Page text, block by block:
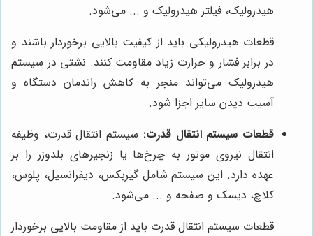
هیدرولیک، فیلتر هیدرولیک و ... می‌شود.
قطعات هیدرولیکی باید از کیفیت بالایی برخوردار باشند و
در برابر فشار و حرارت زیاد مقاومت کنند. نشتی در سیستم
هیدرولیک می‌تواند منجر به کاهش راندمان دستگاه و
آسیب دیدن سایر اجزا شود.
قطعات سیستم انتقال قدرت: سیستم انتقال قدرت، وظیفه
انتقال نیروی موتور به چرخ‌ها یا زنجیرهای بلدوزر را بر
عهده دارد. این سیستم شامل گیربکس، دیفرانسیل، پلوس،
کلاچ، دیسک و صفحه و ... می‌شود.
قطعات سیستم انتقال قدرت باید از مقاومت بالایی برخوردار